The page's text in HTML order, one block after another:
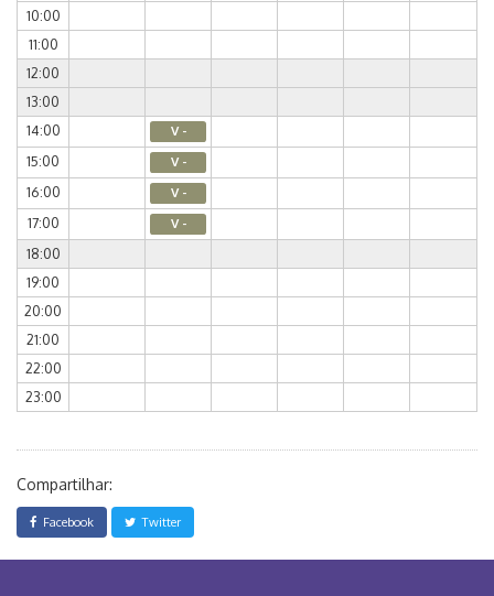
10:00
11:00
12:00
13:00
14:00
V -
15:00 V -
16:00 V -
17:00 V -
18:00
19:00
20:00
21:00
22:00
23:00
Compartilhar:
Facebook Twitter